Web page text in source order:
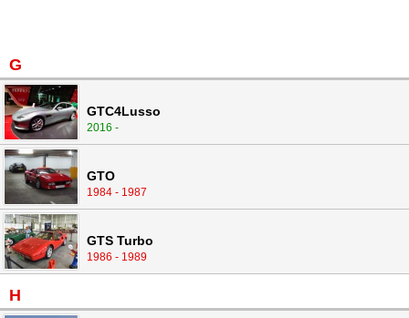
G
GTC4Lusso
2016 -
GTO
1984 - 1987
GTS Turbo
1986 - 1989
H